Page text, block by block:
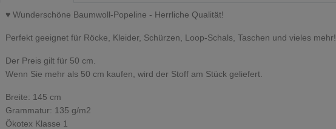
♥ Wunderschöne Baumwoll-Popeline - Herrliche Qualität!
Perfekt geeignet für Röcke, Kleider, Schürzen, Loop-Schals, Taschen und vieles mehr!
Der Preis gilt für 50 cm.
Wenn Sie mehr als 50 cm kaufen, wird der Stoff am Stück geliefert.
Breite: 145 cm
Grammatur: 135 g/m2
Ökotex Klasse 1